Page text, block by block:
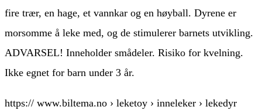
fire trær, en hage, et vannkar og en høyball. Dyrene er
morsomme å leke med, og de stimulerer barnets utvikling.
ADVARSEL! Inneholder smådeler. Risiko for kvelning.
Ikke egnet for barn under 3 år.
https:// www.biltema.no › leketoy › inneleker › lekedyr